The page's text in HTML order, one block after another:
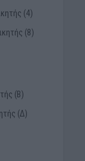
(4)
(8)
(Β)
(Δ)